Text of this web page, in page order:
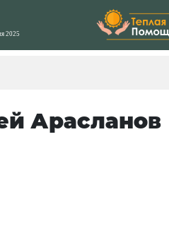
Арасланов